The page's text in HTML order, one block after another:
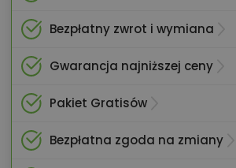
Bezpłatny zwrot i wymiana
Gwarancja najniższej ceny
Pakiet Gratisów
Bezpłatna zgoda na zmiany